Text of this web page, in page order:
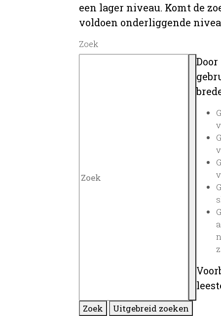
een lager niveau. Komt de
voldoen onderliggende
Zoek
Zoek
Uitgebreid zoeken